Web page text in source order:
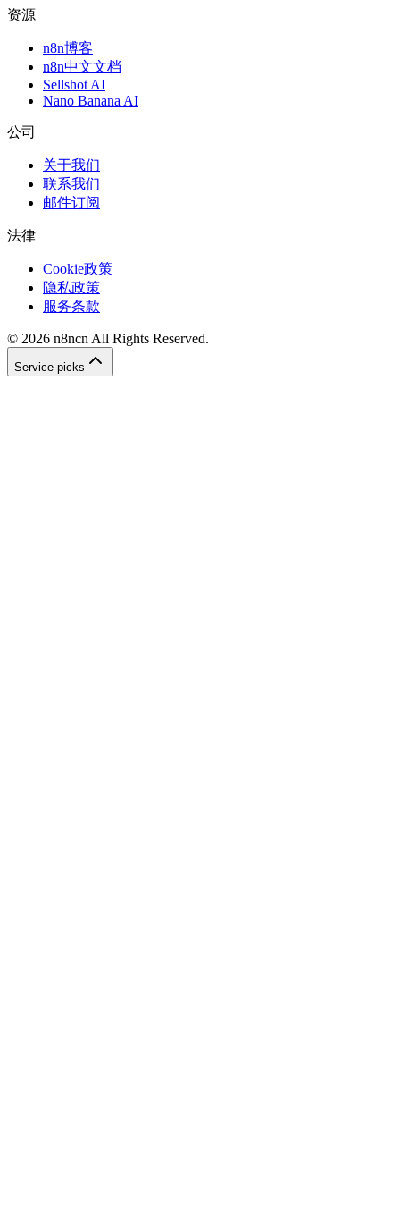
资源
n8n博客
n8n中文文档
Sellshot AI
Nano Banana AI
公司
关于我们
联系我们
邮件订阅
法律
Cookie政策
隐私政策
服务条款
© 2026 n8ncn All Rights Reserved.
Service picks